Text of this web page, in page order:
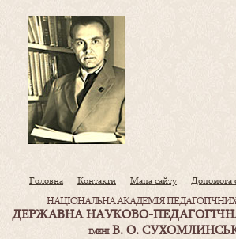
Головна Контакти Мапа сайту Допомога
НАЦІОНАЛЬНА АКАДЕМІЯ
ДЕРЖАВНА НАУКОВО-
ІМЕНІВ. О.